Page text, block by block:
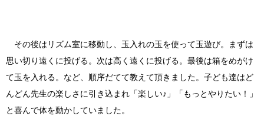
その後はリズム室に移動し、玉入れの玉を使って玉遊び。まずは
思い切り遠くに投げる。次は高く遠くに投げる。最後は箱をめがけ
て玉を入れる。など、順序だてて教えて頂きました。子ども達はど
んどん先生の楽しさに引き込まれ「楽しい♪」「もっとやりたい！」
と喜んで体を動かしていました。